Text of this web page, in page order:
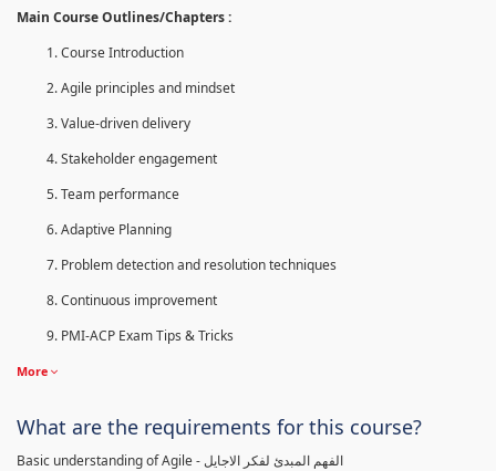
Main Course Outlines/Chapters :
Course Introduction
Agile principles and mindset
Value-driven delivery
Stakeholder engagement
Team performance
Adaptive Planning
Problem detection and resolution techniques
Continuous improvement
PMI-ACP Exam Tips & Tricks
More
What are the requirements for this course?
Basic understanding of Agile - الفهم المبدئ لفكر الاجايل